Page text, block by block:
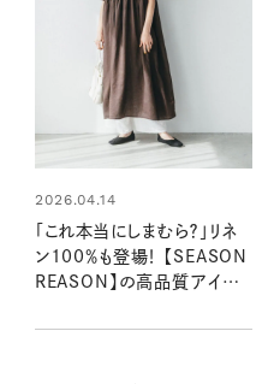
2026.04.14
「これ本当にしまむら？」リネ
ン100％も登場！ 【SEASON
REASON】の高品質アイテ